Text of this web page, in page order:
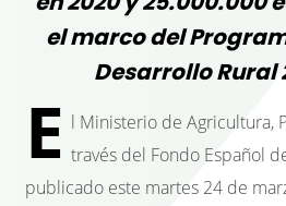
el marco del
Desarrollo Rural
E l Ministerio de Agricultura,
través del Fondo Español
publicado este martes 24 de